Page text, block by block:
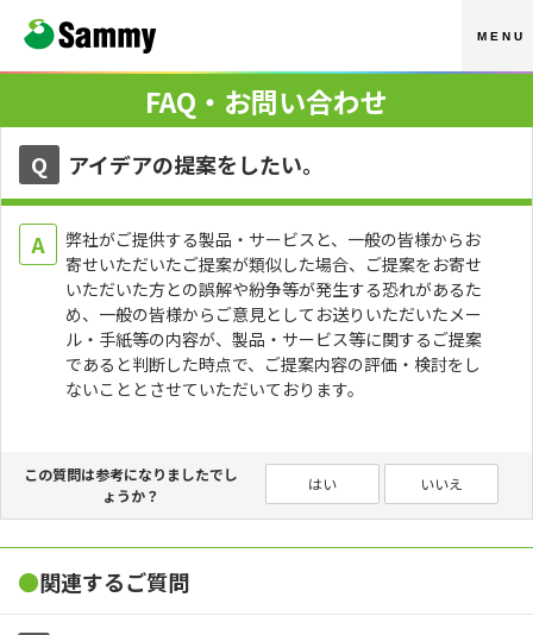
MENU
FAQ・お問い合わせ
Q アイデアの提案をしたい。
A
弊社がご提供する製品・サービスと、一般の皆様からお
寄せいただいたご提案が類似した場合、ご提案をお寄せ
いただいた方との誤解や紛争等が発生する恐れがあるた
め、一般の皆様からご意見としてお送りいただいたメー
ル・手紙等の内容が、製品・サービス等に関するご提案
であると判断した時点で、ご提案内容の評価・検討をし
ないこととさせていただいております。
この質問は参考になりましたでし
ょうか？
はい いいえ
●関連するご質問